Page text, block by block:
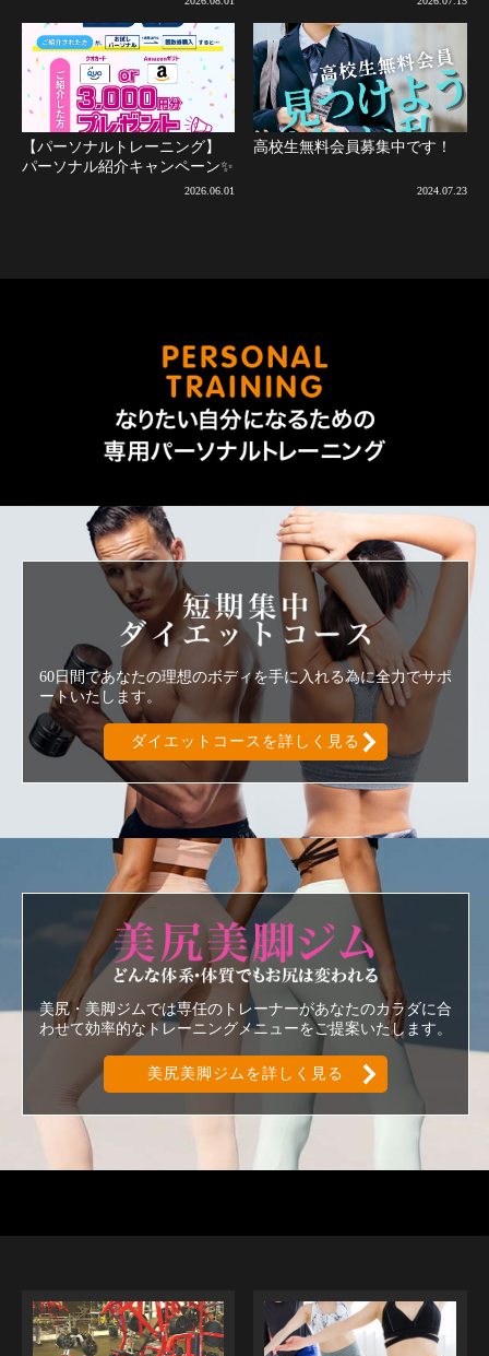
【パーソナルトレーニング】
パーソナル紹介キャンペーン✨
2026.06.01
高校生無料会員募集中です！
2024.07.23
短期集中ダ
60日間であなたの理想のボディを手に入れる為に全力でサポ
ートいたします。
ダイエットコースを詳しく見る
美尻美脚ジ
美尻・美脚ジムでは専任のトレーナーがあなたのカラダに合
わせて効率的なトレーニングメニューをご提案いたします。
美尻美脚ジムを詳しく見る